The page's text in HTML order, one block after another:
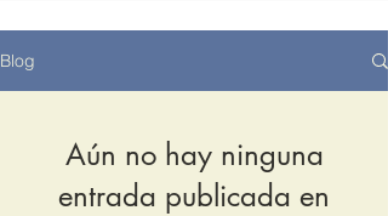
Blog
Aún no hay ninguna
entrada publicada en